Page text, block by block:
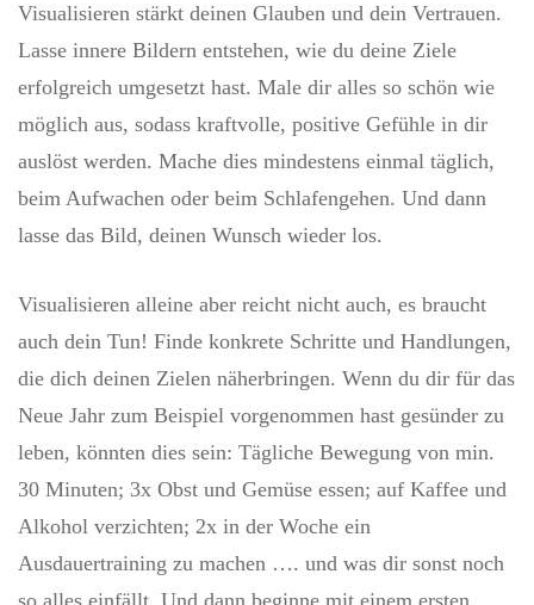
Visualisieren stärkt deinen Glauben und dein Vertrauen.
Lasse innere Bildern entstehen, wie du deine Ziele
erfolgreich umgesetzt hast. Male dir alles so schön wie
möglich aus, sodass kraftvolle, positive Gefühle in dir
auslöst werden. Mache dies mindestens einmal täglich,
beim Aufwachen oder beim Schlafengehen. Und dann
lasse das Bild, deinen Wunsch wieder los.
Visualisieren alleine aber reicht nicht auch, es braucht
auch dein Tun! Finde konkrete Schritte und Handlungen,
die dich deinen Zielen näherbringen. Wenn du dir für das
Neue Jahr zum Beispiel vorgenommen hast gesünder zu
leben, könnten dies sein: Tägliche Bewegung von min.
30 Minuten; 3x Obst und Gemüse essen; auf Kaffee und
Alkohol verzichten; 2x in der Woche ein
Ausdauertraining zu machen …. und was dir sonst noch
so alles einfällt. Und dann beginne mit einem ersten